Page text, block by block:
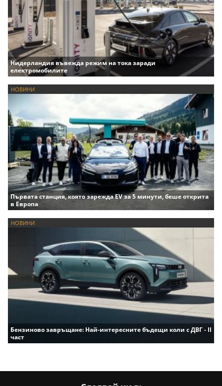
Нидерландия въвежда режим на тока заради
електромобилите
НОВИНИ
Първата станция, която зарежда EV за 5 минути, беше открита
в Европа
НОВИНИ
Бензиново завръщане: Най-интересните бъдещи коли с ДВГ - II
част